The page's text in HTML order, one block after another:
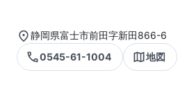
静岡県富士市前田字新田866-6
0545-61-1004
地図